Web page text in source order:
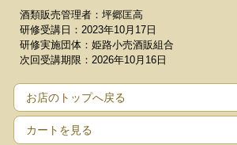
酒類販売管理者：坪郷匡高
研修受講日：2023年10月17日
研修実施団体：姫路小売酒販組合
次回受講期限：2026年10月16日
お店のトップへ戻る
カートを見る